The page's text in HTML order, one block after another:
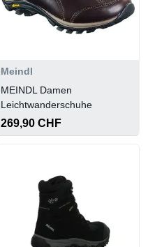
Meindl
MEINDL Damen
Leichtwanderschuhe
269,90 CHF